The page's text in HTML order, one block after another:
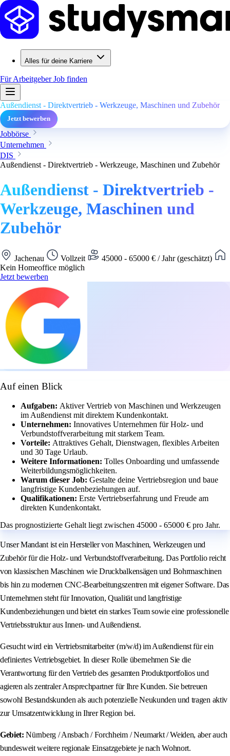
Alles für deine Karriere
Für ArbeitgeberJob finden
Außendienst - Direktvertrieb - Werkzeuge, Maschinen und Zubehör
Jetzt bewerben
Jobbörse
Unternehmen
DIS
Außendienst - Direktvertrieb - Werkzeuge, Maschinen und Zubehör
Außendienst - Direktvertrieb -
Werkzeuge, Maschinen und
Zubehör
Jachenau Vollzeit
45000 - 65000 € / Jahr (geschätzt)
Kein Homeoffice möglich
Jetzt bewerben
Auf einen Blick
Aufgaben: Aktiver Vertrieb von Maschinen und Werkzeugen
im Außendienst mit direktem Kundenkontakt.
Unternehmen: Innovatives Unternehmen für Holz- und
Verbundstoffverarbeitung mit starkem Team.
Vorteile: Attraktives Gehalt, Dienstwagen, flexibles Arbeiten
und 30 Tage Urlaub.
Weitere Informationen: Tolles Onboarding und umfassende
Weiterbildungsmöglichkeiten.
Warum dieser Job: Gestalte deine Vertriebsregion und baue
langfristige Kundenbeziehungen auf.
Qualifikationen: Erste Vertriebserfahrung und Freude am
direkten Kundenkontakt.
Das prognostizierte Gehalt liegt zwischen 45000 - 65000 € pro Jahr.
Unser Mandant ist ein Hersteller von Maschinen, Werkzeugen und
Zubehör für die Holz- und Verbundstoffverarbeitung. Das Portfolio reicht
von klassischen Maschinen wie Druckbalkensägen und Bohrmaschinen
bis hin zu modernen CNC-Bearbeitungszentren mit eigener Software. Das
Unternehmen steht für Innovation, Qualität und langfristige
Kundenbeziehungen und bietet ein starkes Team sowie eine professionelle
Vertriebsstruktur aus Innen- und Außendienst.
Gesucht wird ein Vertriebsmitarbeiter (m/w/d) im Außendienst für ein
definiertes Vertriebsgebiet. In dieser Rolle übernehmen Sie die
Verantwortung für den Vertrieb des gesamten Produktportfolios und
agieren als zentraler Ansprechpartner für Ihre Kunden. Sie betreuen
sowohl Bestandskunden als auch potenzielle Neukunden und tragen aktiv
zur Umsatzentwicklung in Ihrer Region bei.
Gebiet: Nürnberg / Ansbach / Forchheim / Neumarkt / Weiden, aber auch
bundesweit weitere regionale Einsatzgebiete je nach Wohnort.